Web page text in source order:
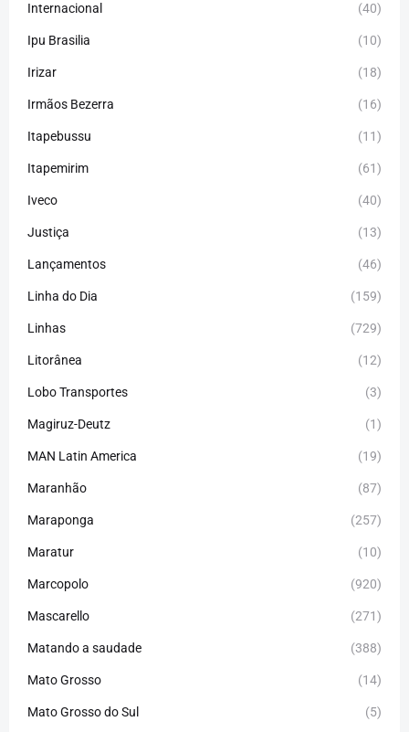
Internacional (40)
Ipu Brasilia (10)
Irizar (18)
Irmãos Bezerra (16)
Itapebussu (11)
Itapemirim (61)
Iveco (40)
Justiça (13)
Lançamentos (46)
Linha do Dia (159)
Linhas (729)
Litorânea (12)
Lobo Transportes (3)
Magiruz-Deutz (1)
MAN Latin America (19)
Maranhão (87)
Maraponga (257)
Maratur (10)
Marcopolo (920)
Mascarello (271)
Matando a saudade (388)
Mato Grosso (14)
Mato Grosso do Sul (5)